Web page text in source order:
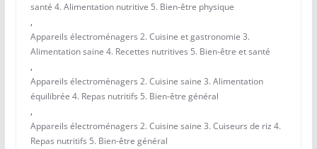
santé 4. Alimentation nutritive 5. Bien-être physique
,
Appareils électroménagers 2. Cuisine et gastronomie 3.
Alimentation saine 4. Recettes nutritives 5. Bien-être et santé
,
Appareils électroménagers 2. Cuisine saine 3. Alimentation
équilibrée 4. Repas nutritifs 5. Bien-être général
,
Appareils électroménagers 2. Cuisine saine 3. Cuiseurs de riz 4.
Repas nutritifs 5. Bien-être général